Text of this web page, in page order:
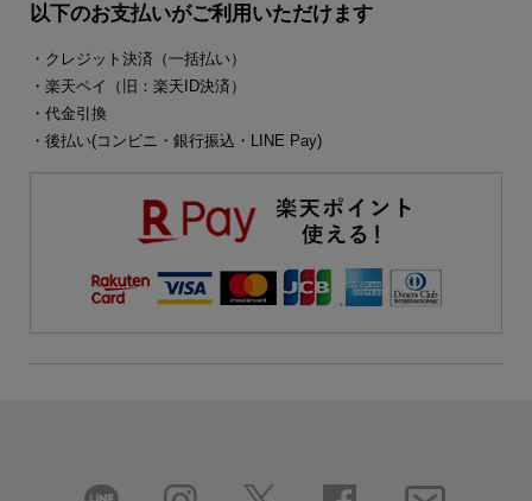
以下のお支払いがご利用いただけます
・クレジット決済（一括払い）
・楽天ペイ（旧：楽天ID決済）
・代金引換
・後払い(コンビニ・銀行振込・LINE Pay)